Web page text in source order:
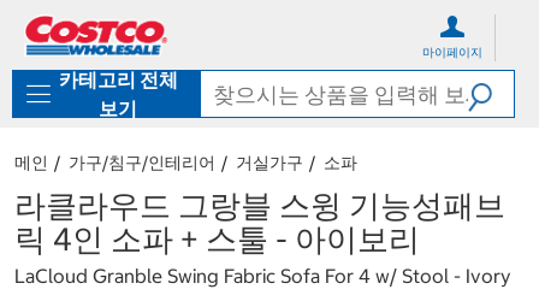
로
기
가
마이페이지
카테고리 전체
보기
메인 가구/침구/인테리어 거실가구 소파
라클라우드 그랑블 스윙 기능성패브
릭 4인 소파 + 스툴 - 아이보리
LaCloud Granble Swing Fabric Sofa For 4 w/ Stool - Ivory